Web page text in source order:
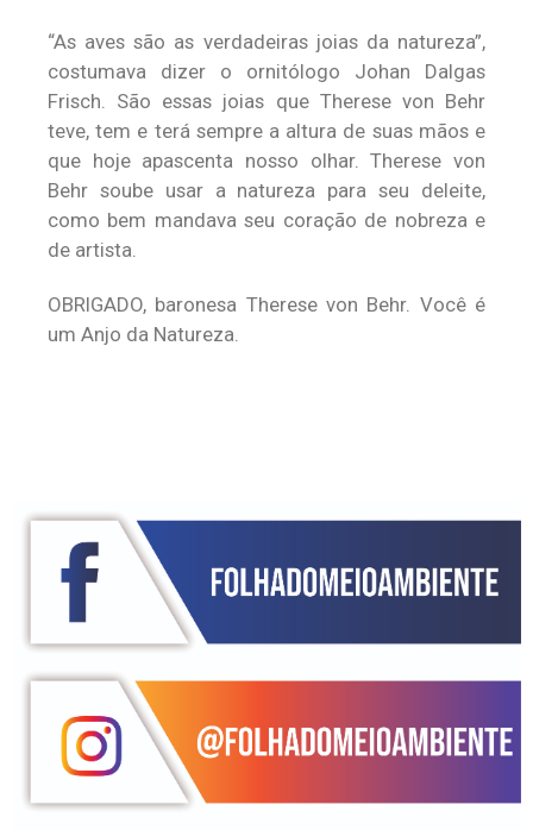
“As aves são as verdadeiras joias da natureza”,
costumava dizer o ornitólogo Johan Dalgas
Frisch. São essas joias que Therese von Behr
teve, tem e terá sempre a altura de suas mãos e
que hoje apascenta nosso olhar. Therese von
Behr soube usar a natureza para seu deleite,
como bem mandava seu coração de nobreza e
de artista.
OBRIGADO, baronesa Therese von Behr. Você é
um Anjo da Natureza.